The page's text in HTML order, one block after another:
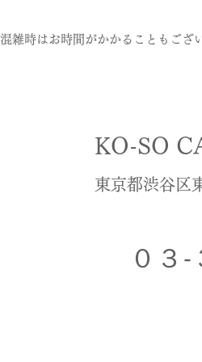
混雑時はお時間がかかることもござ
KO-SO
東京都渋谷区
０３-